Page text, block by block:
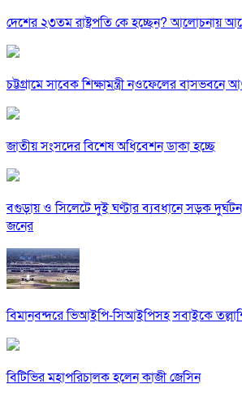
দেশের ২৩তম রাষ্ট্রপতি কে হচ্ছেন? আলোচনায়
চট্টগ্রামে সাবেক শিক্ষামন্ত্রী নওফেলের বাসভবনে
জাতীয় সংসদের বিশেষ অধিবেশন ডাকা হচ্ছে
বগুড়ায় ও সিলেটে দুই ঘণ্টার ব্যবধানে সড়ক
জনের
বিমানবন্দরে ভিআইপি-সিআইপিসহ সবাইকে
বিটিভির মহাপরিচালক হলেন কাজী জেসিন